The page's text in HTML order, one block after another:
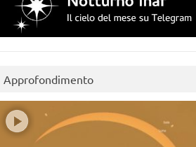
Approfondimento